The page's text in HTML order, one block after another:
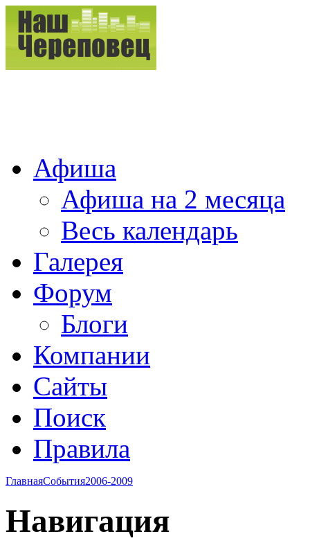
Афиша
Афиша на 2 месяца
Весь календарь
Галерея
Форум
Блоги
Компании
Сайты
Поиск
Правила
ГлавнаяСобытия2006-2009
Навигация